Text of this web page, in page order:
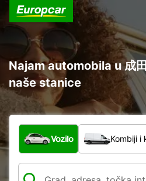
Najam automobila u 成
naše stanice
Koja vrsta vozila?
Vozilo Kombiji i